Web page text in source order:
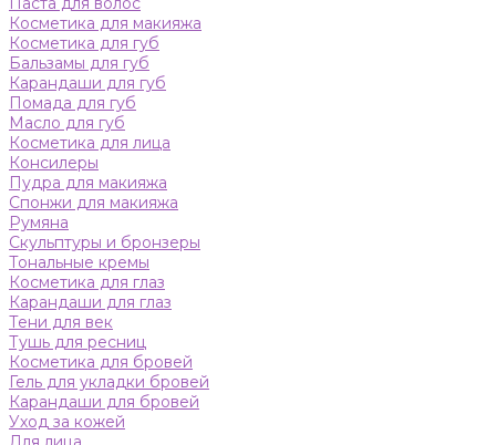
Косметика для макияжа
Косметика для губ
Бальзамы для губ
Карандаши для губ
Помада для губ
Масло для губ
Косметика для лица
Консилеры
Пудра для макияжа
Спонжи для макияжа
Румяна
Скульптуры и бронзеры
Тональные кремы
Косметика для глаз
Карандаши для глаз
Тени для век
Тушь для ресниц
Косметика для бровей
Гель для укладки бровей
Карандаши для бровей
Уход за кожей